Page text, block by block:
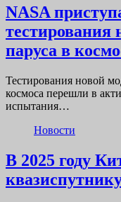
NASA
тестирования
паруса в
Тестирования новой
космоса перешли в
испытания…
Новости
В 2025 году